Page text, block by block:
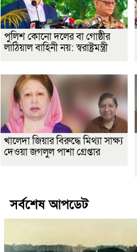
পুলিশ কোনো দলের বা গোষ্ঠীর
লাঠিয়াল বাহিনী নয়: স্বরাষ্ট্রমন্ত্রী
খালেদা জিয়ার বিরুদ্ধে মিথ্যা সাক্ষ্য
দেওয়া জগলুল পাশা গ্রেপ্তার
সর্বশেষ আপডেট